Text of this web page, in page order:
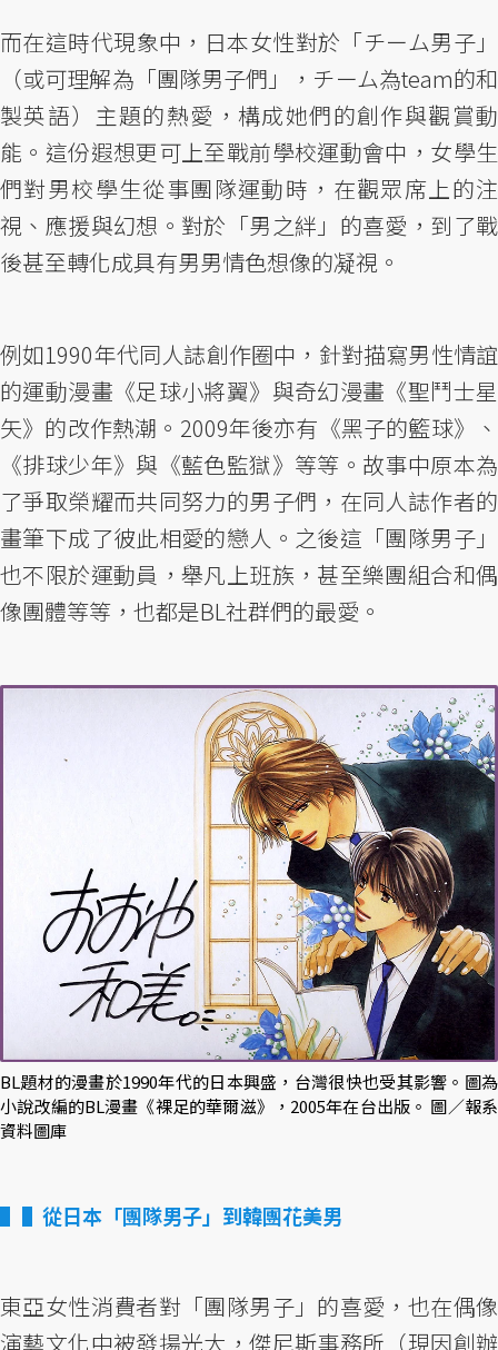
而在這時代現象中，日本女性對於「チーム男子」
（或可理解為「團隊男子們」，チーム為team的和
製英語）主題的熱愛，構成她們的創作與觀賞動
能。這份遐想更可上至戰前學校運動會中，女學生
們對男校學生從事團隊運動時，在觀眾席上的注
視、應援與幻想。對於「男之絆」的喜愛，到了戰
後甚至轉化成具有男男情色想像的凝視。
例如1990年代同人誌創作圈中，針對描寫男性情誼
的運動漫畫《足球小將翼》與奇幻漫畫《聖鬥士星
矢》的改作熱潮。2009年後亦有《黑子的籃球》、
《排球少年》與《藍色監獄》等等。故事中原本為
了爭取榮耀而共同努力的男子們，在同人誌作者的
畫筆下成了彼此相愛的戀人。之後這「團隊男子」
也不限於運動員，舉凡上班族，甚至樂團組合和偶
像團體等等，也都是BL社群們的最愛。
BL題材的漫畫於1990年代的日本興盛，台灣很快也受其影響。圖為
小說改編的BL漫畫《裸足的華爾滋》，2005年在台出版。 圖／報系
資料圖庫
▌從日本「團隊男子」到韓團花美男
東亞女性消費者對「團隊男子」的喜愛，也在偶像
演藝文化中被發揚光大，傑尼斯事務所（現因創辦